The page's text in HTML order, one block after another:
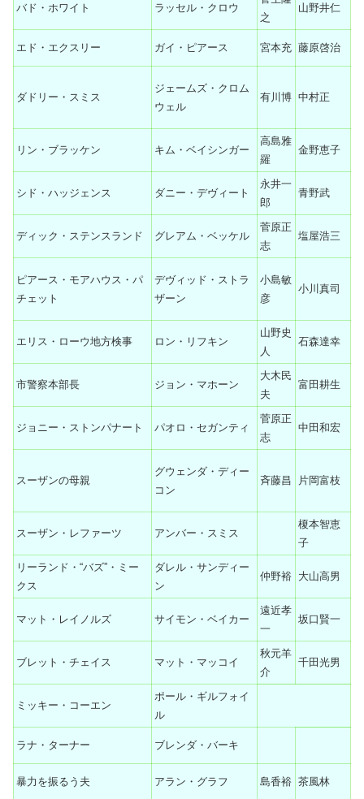
バド・ホワイト ラッセル・クロウ
之
山野井仁
エド・エクスリー ガイ・ピアース 宮本充 藤原啓治
ダドリー・スミス
ジェームズ・クロム
ウェル
有川博 中村正
リン・ブラッケン キム・ベイシンガー
高島雅
羅
金野恵子
シド・ハッジェンス ダニー・デヴィート
永井一
郎
青野武
ディック・ステンスランド グレアム・ベッケル
菅原正
志
塩屋浩三
ピアース・モアハウス・パ
チェット
デヴィッド・ストラ
ザーン
小島敏
彦
小川真司
エリス・ローウ地方検事 ロン・リフキン
山野史
人
石森達幸
市警察本部長 ジョン・マホーン
大木民
夫
富田耕生
ジョニー・ストンパナート パオロ・セガンティ
菅原正
志
中田和宏
スーザンの母親
グウェンダ・ディー
コン
斉藤昌 片岡富枝
スーザン・レファーツ アンバー・スミス
榎本智恵
子
リーランド・“バズ”・ミー
クス
ダレル・サンディー
ン
仲野裕 大山高男
マット・レイノルズ サイモン・ベイカー
遠近孝
一
坂口賢一
ブレット・チェイス マット・マッコイ
秋元羊
介
千田光男
ミッキー・コーエン
ポール・ギルフォイ
ル
ラナ・ターナー ブレンダ・バーキ
暴力を振るう夫 アラン・グラフ 島香裕 茶風林